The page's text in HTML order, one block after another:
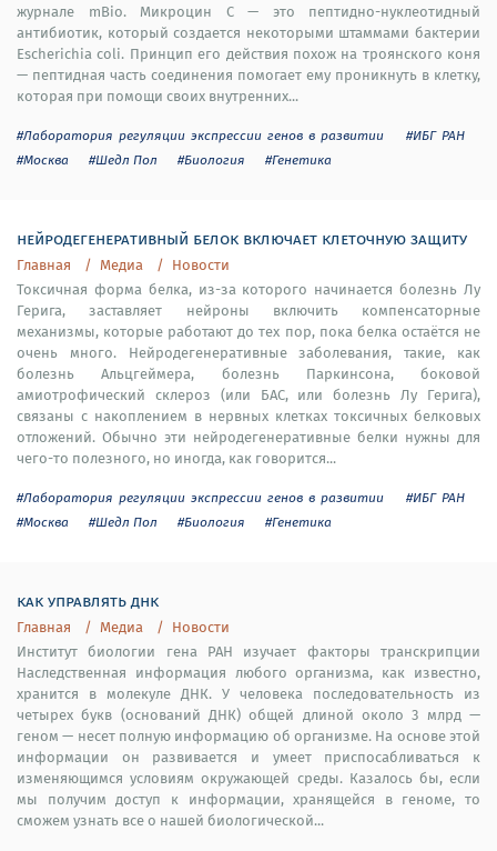
журнале mBio. Микроцин С — это пептидно-нуклеотидный
антибиотик, который создается некоторыми штаммами бактерии
Escherichia coli. Принцип его действия похож на троянского коня
— пептидная часть соединения помогает ему проникнуть в клетку,
которая при помощи своих внутренних...
#Лаборатория регуляции экспрессии генов в развитии
#ИБГ РАН
#Москва
#Шедл Пол #Биология #Генетика
нейродегенеративный белок включает клеточную защиту
Главная Медиа
Новости
Токсичная форма белка, из-за которого начинается болезнь Лу
Герига, заставляет нейроны включить компенсаторные
механизмы, которые работают до тех пор, пока белка остаётся не
очень много. Нейродегенеративные заболевания, такие, как
болезнь Альцгеймера, болезнь Паркинсона, боковой
амиотрофический склероз (или БАС, или болезнь Лу Герига),
связаны с накоплением в нервных клетках токсичных белковых
отложений. Обычно эти нейродегенеративные белки нужны для
чего-то полезного, но иногда, как говорится...
#Лаборатория регуляции экспрессии генов в развитии
#ИБГ РАН
#Москва
#Шедл Пол #Биология #Генетика
как управлять днк
Главная Медиа
Новости
Институт биологии гена РАН изучает факторы транскрипции
Наследственная информация любого организма, как известно,
хранится в молекуле ДНК. У человека последовательность из
четырех букв (оснований ДНК) общей длиной около 3 млрд —
геном — несет полную информацию об организме. На основе этой
информации он развивается и умеет приспосабливаться к
изменяющимся условиям окружающей среды. Казалось бы, если
мы получим доступ к информации, хранящейся в геноме, то
сможем узнать все о нашей биологической...